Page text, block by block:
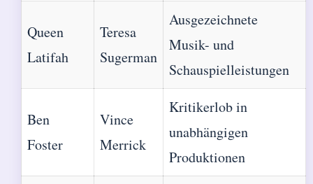
Queen
Latifah
Teresa
Sugerman
Ausgezeichnete
Musik- und
Schauspielleistungen
Ben
Foster
Vince
Merrick
Kritikerlob in
unabhängigen
Produktionen